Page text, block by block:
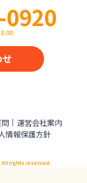
問
運営会社案内
情報保護方針
All rights reserved.